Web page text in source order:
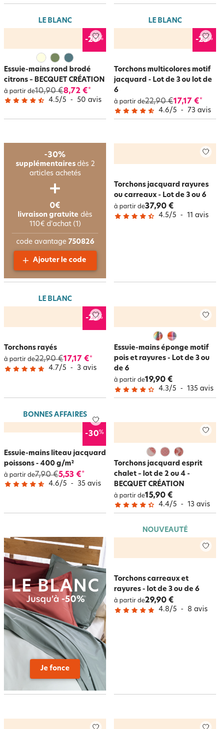
LE BLANC
-20%
Essuie-mains rond brodé
citrons – BECQUET CRÉATION
à partir de10,90 €8,72 €*
4.5/5 - 50 avis
LE BLANC
-25%
Torchons multicolores motif
jacquard - Lot de 3 ou lot de
6
à partir de22,90 €17,17 €*
4.6/5 - 73 avis
Torchons jacquard rayures
ou carreaux - Lot de 3 ou 6
à partir de37,90 €
4.5/5 - 11 avis
LE BLANC
-25%
Torchons rayés
à partir de22,90 €17,17 €*
4.7/5 - 3 avis
Essuie-mains éponge motif
pois et rayures - Lot de 3 ou
de 6
à partir de19,90 €
4.3/5 - 135 avis
BONNES AFFAIRES
-30%
Essuie-mains liteau jacquard
poissons - 400 g/m²
à partir de7,90 €5,53 €*
4.6/5 - 35 avis
Torchons jacquard esprit
chalet – lot de 2 ou 4 -
BECQUET CRÉATION
à partir de15,90 €
4.4/5 - 13 avis
NOUVEAUTÉ
Torchons carreaux et
rayures - lot de 3 ou de 6
à partir de29,90 €
4.8/5 - 8 avis
-30%
supplémentaires dès 2
articles achetés
0€
livraison gratuite dès
110€ d'achat (1)
code avantage 750826
Ajouter le code
Je fonce